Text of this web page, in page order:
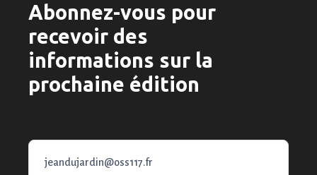
Abonnez-vous pour
recevoir des
informations sur la
prochaine édition